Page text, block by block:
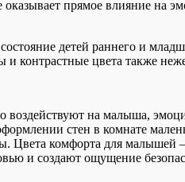
прямое влияние на
детей раннего и
контрастные цвета также
на малыша,
стен в комнате
Цвета комфорта для малышей
и создают ощущение